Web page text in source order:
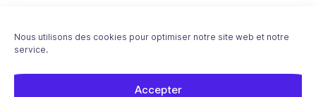
Nous utilisons des cookies pour optimiser notre site web et notre
service.
Accepter
Download "Découvrez l’Avenir du Copywriting